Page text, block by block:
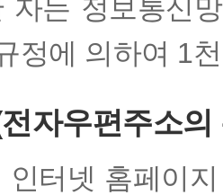
자는 정보통신
정에 의하여 1
자우편주소
인터넷 홈페이